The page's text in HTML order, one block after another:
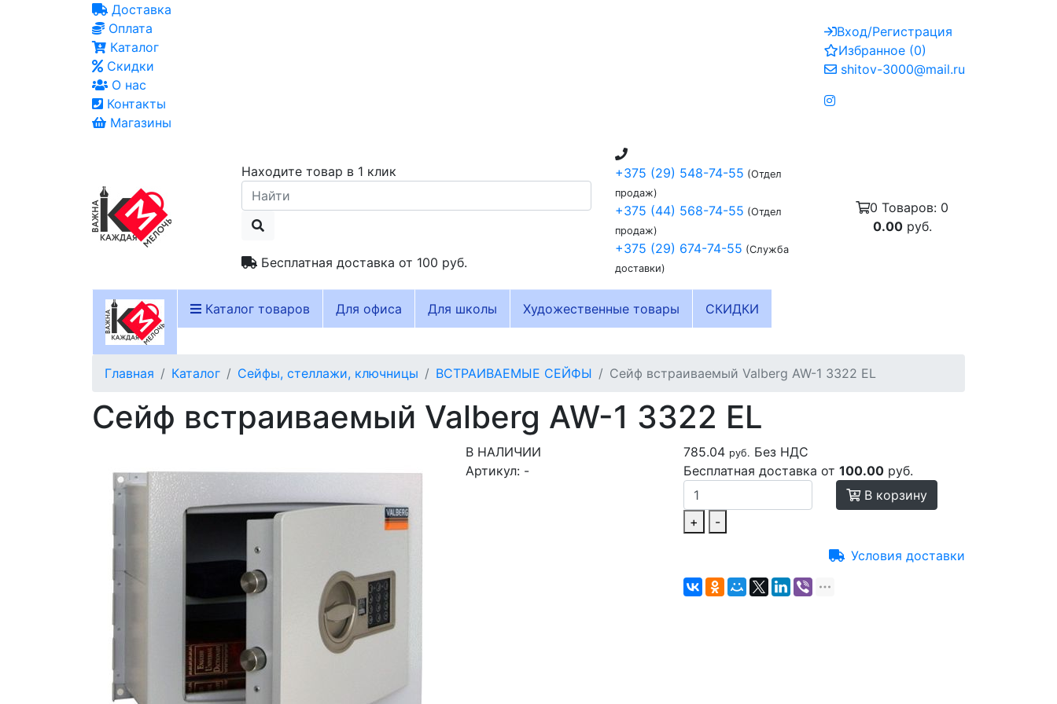
Доставка
Оплата
Каталог
Скидки
О нас
Контакты
Магазины
Вход/Регистрация
Избранное (0)
shitov-3000@mail.ru
+375 (29) 548-74-55 (Отдел
продаж)
+375 (44) 568-74-55 (Отдел
продаж)
+375 (29) 674-74-55 (Служба
доставки)
Находите товар в 1 клик
Бесплатная доставка от 100 руб.
0 Товаров: 0
0.00руб.
Каталог товаров Для офиса Для школы Художественные товары СКИДКИ
Главная Каталог Сейфы, стеллажи, ключницы ВСТРАИВАЕМЫЕ СЕЙФЫ Сейф встраиваемый Valberg AW-1 3322 EL
Сейф встраиваемый Valberg AW-1 3322 EL
785.04 руб. Без НДС
Бесплатная доставка от100.00 руб.
+ -
В корзину
Условия доставки
В НАЛИЧИИ
Артикул: -